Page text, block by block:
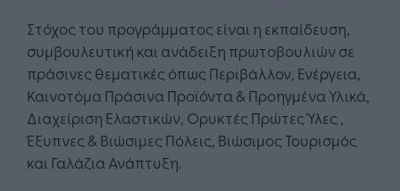
Στόχος του προγράμματος είναι η εκπαίδευση,
συμβουλευτική και ανάδειξη πρωτοβουλιών σε
πράσινες θεματικές όπως Περιβάλλον, Ενέργεια,
Καινοτόμα Πράσινα Προϊόντα & Προηγμένα Υλικά,
Διαχείριση Ελαστικών, Ορυκτές Πρώτες Ύλες ,
Έξυπνες & Βιώσιμες Πόλεις, Βιώσιμος Τουρισμός
και Γαλάζια Ανάπτυξη.